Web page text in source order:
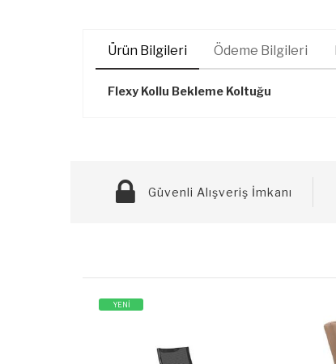
Ürün Bilgileri Ödeme Bilgileri
Flexy Kollu Bekleme Koltuğu
Güvenli Alışveriş İmkanı
YENİ